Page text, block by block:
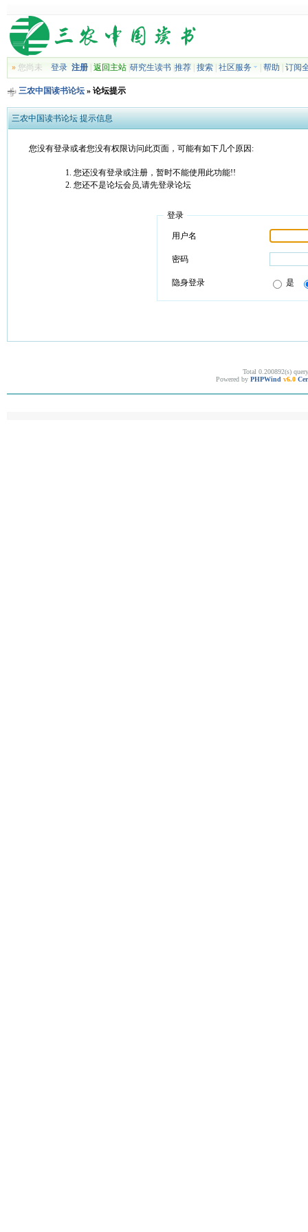
»您尚未 登录 注册| 返回主站| 研究生读书| 推荐| 搜索| 社区服务 帮助 订阅
三农中国读书论坛» 论坛提示
三农中国读书论坛 提示信息
您没有登录或者您没有权限访问此页面，可能有如下几个原因:
您还没有登录或注册，暂时不能使用此功能!!
您还不是论坛会员,请先登录论坛
登录
用户名
密码
隐身登录 是
Total 0.200892(s)
Powered by PHPWind v6.0